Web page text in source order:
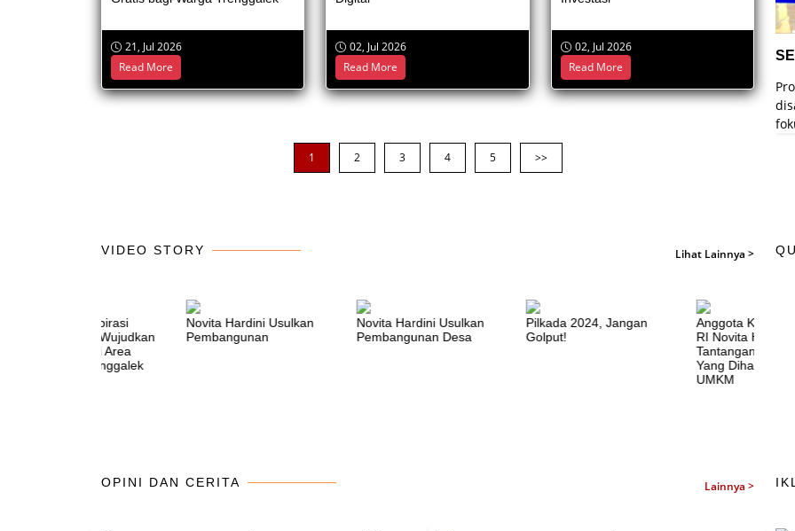
21, Jul 2026
Read More
02, Jul 2026
Read More
02, Jul 2026
Read More
1 2 3 4 5 >>
PENDAMPINGAN TERPADU UMKM
Program ini bertujuan untuk memberikan pelatihan
dan dukungan kepada UMKM dalam
VIDEO STORY Lihat Lainnya >
Perjuangan Aspirasi
Novita Hardini Wujudkan
9 BTS Tower di Area
Blank Spot Trenggalek
Novita Hardini Usulkan
Pembangunan
Novita Hardini Usulkan
Pembangunan Desa
Pilkada 2024, Jangan
Golput!
Anggota Komisi
RI Novita Hardini
Tantangan
Yang Dihadapi
UMKM
OPINI DAN CERITA Lainnya >